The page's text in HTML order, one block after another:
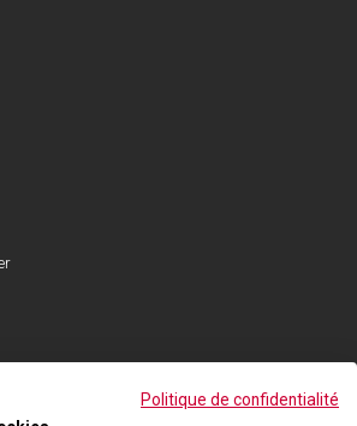
S'INSCRIRE
Politique de confidentialité